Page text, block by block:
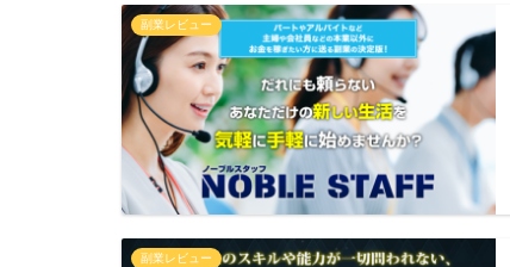
副業レビュー
副業レビュー